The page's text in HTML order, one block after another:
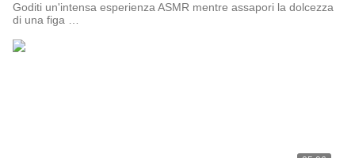
Goditi un'intensa esperienza ASMR mentre assapori la dolcezza
di una figa …